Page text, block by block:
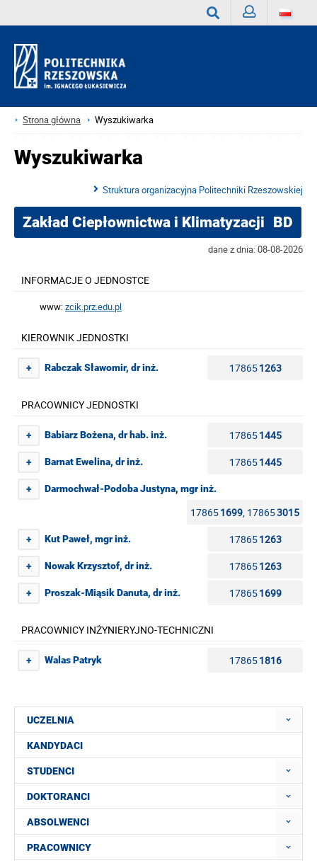
Strona główna Wyszukiwarka
Wyszukiwarka
Struktura organizacyjna Politechniki Rzeszowskiej
Zakład Ciepłownictwa i Klimatyzacji BD
dane z dnia: 08-08-2026
INFORMACJE O JEDNOSTCE
www:zcik.prz.edu.pl
KIEROWNIK JEDNOSTKI
+ Rabczak Sławomir, dr inż. 178651263
PRACOWNICY JEDNOSTKI
+ Babiarz Bożena, dr hab. inż. 178651445
+ Barnat Ewelina, dr inż. 178651445
+ Darmochwał-Podoba Justyna, mgr inż.
178651699 , 178653015
+ Kut Paweł, mgr inż. 178651263
+ Nowak Krzysztof, dr inż. 178651263
+ Proszak-Miąsik Danuta, dr inż. 178651699
PRACOWNICY INŻYNIERYJNO-TECHNICZNI
+ Walas Patryk 178651816
UCZELNIA
KANDYDACI
STUDENCI
DOKTORANCI
ABSOLWENCI
PRACOWNICY